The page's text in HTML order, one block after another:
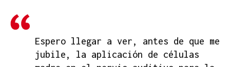
Espero llegar a ver, antes de que me
jubile, la aplicación de células